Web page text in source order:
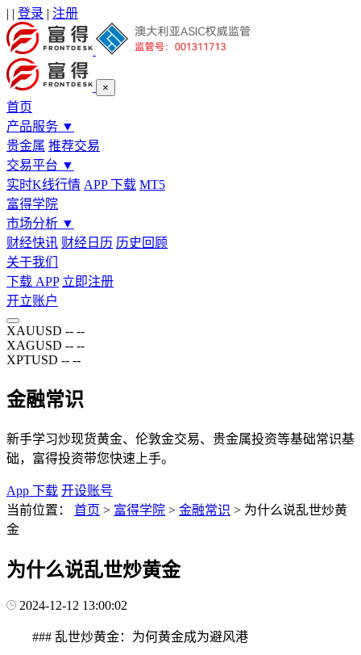
| | 登录 | 注册
×
首页
产品服务 ▼
贵金属 推荐交易
交易平台 ▼
实时K线行情 APP 下载 MT5
富得学院
市场分析 ▼
财经快讯 财经日历 历史回顾
关于我们
下载 APP 立即注册
开立账户
XAUUSD -- --
XAGUSD -- --
XPTUSD -- --
金融常识
新手学习炒现货黄金、伦敦金交易、贵金属投资等基础常识基
础，富得投资带您快速上手。
App 下载 开设账号
当前位置：
首页 > 富得学院 > 金融常识 > 为什么说乱世炒黄
金
为什么说乱世炒黄金
2024-12-12 13:00:02
### 乱世炒黄金：为何黄金成为避风港